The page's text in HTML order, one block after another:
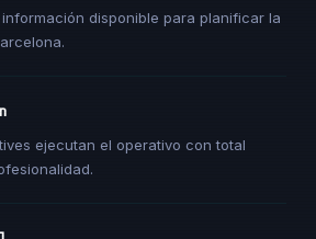
disponible para planificar la
ejecutan el operativo con total